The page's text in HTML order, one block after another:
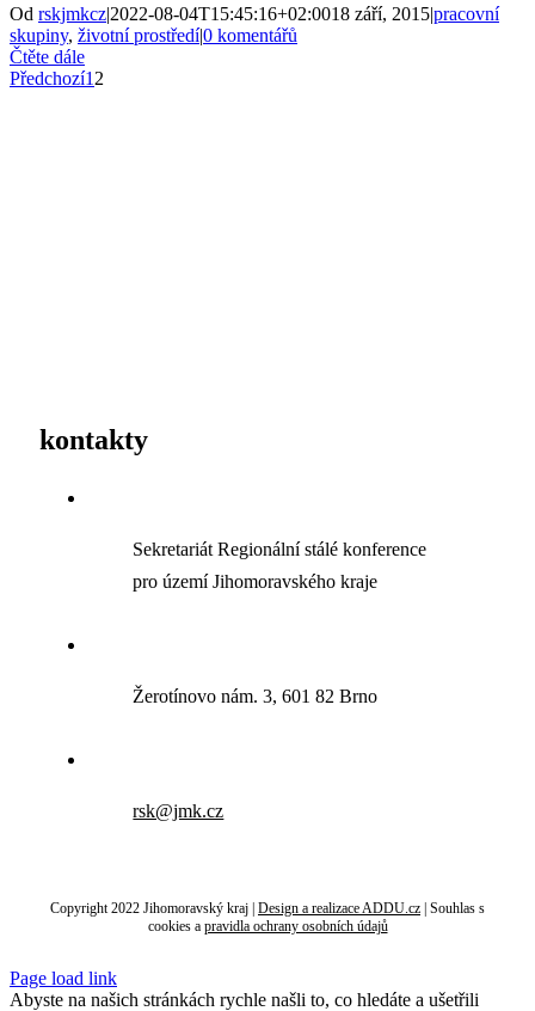
Od rskjmkcz|2022-08-04T15:45:16+02:0018 září, 2015|pracovní
skupiny, životní prostředí|0 komentářů
Čtěte dále
Předchozí1 2
kontakty
Sekretariát Regionální stálé konference
pro území Jihomoravského kraje
Žerotínovo nám. 3, 601 82 Brno
rsk@jmk.cz
Copyright 2022 Jihomoravský kraj | Design a realizace ADDU.cz Souhlas s
cookiesa pravidla ochrany osobních údajů
Page load link
Abyste na našich stránkách rychle našli to, co hledáte a ušetřili